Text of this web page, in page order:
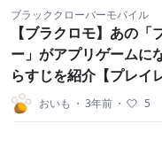
ブラッククローバーモバイル
【ブラクロモ】あの
ー」がアプリゲームに
らすじを紹介【プレイ
おいも ・ 3年前 ・ 5